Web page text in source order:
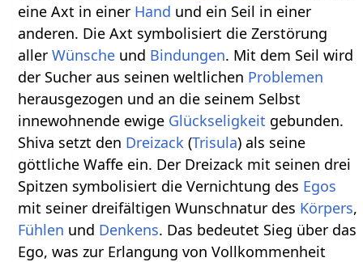
eine Axt in einer Hand und ein Seil in einer
anderen. Die Axt symbolisiert die Zerstörung
allerWünsche und Bindungen. Mit dem Seil wird
der Sucher aus seinen weltlichen Problemen
herausgezogen und an die seinem Selbst
innewohnende ewige Glückseligkeit gebunden.
Shiva setzt den Dreizack (Trisula) als seine
göttliche Waffe ein. Der Dreizack mit seinen drei
Spitzen symbolisiert die Vernichtung des Egos
mit seiner dreifältigen Wunschnatur des Körpers,
Fühlen und Denkens. Das bedeutet Sieg über das
Ego, was zur Erlangung von Vollkommenheit